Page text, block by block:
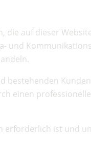
die auf dieser
und
Kunden
einen
ist und